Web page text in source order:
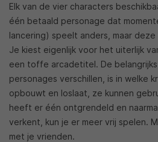
Elk van de vier characters
één betaald personage dat
lancering) speelt anders, maar
Je kiest eigenlijk voor het uiterlijk
een toffe arcadetitel. De
personages verschillen, is in welke
opbouwt en loslaat, ze kunnen
heeft er één ontgrendeld en
verkent, kun je er meer vrij spelen.
met je vrienden.